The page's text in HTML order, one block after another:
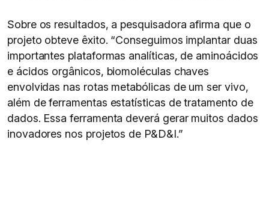
Sobre os resultados, a pesquisadora afirma que o
projeto obteve êxito. “Conseguimos implantar duas
importantes plataformas analíticas, de aminoácidos
e ácidos orgânicos, biomoléculas chaves
envolvidas nas rotas metabólicas de um ser vivo,
além de ferramentas estatísticas de tratamento de
dados. Essa ferramenta deverá gerar muitos dados
inovadores nos projetos de P&D&I.”